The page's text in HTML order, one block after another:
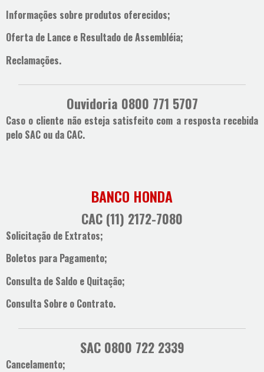
Informações sobre produtos oferecidos;
Oferta de Lance e Resultado de Assembléia;
Reclamações.
Ouvidoria 0800 771 5707
Caso o cliente não esteja satisfeito com a resposta recebida
pelo SAC ou da CAC.
BANCO HONDA
CAC (11) 2172-7080
Solicitação de Extratos;
Boletos para Pagamento;
Consulta de Saldo e Quitação;
Consulta Sobre o Contrato.
SAC 0800 722 2339
Cancelamento;